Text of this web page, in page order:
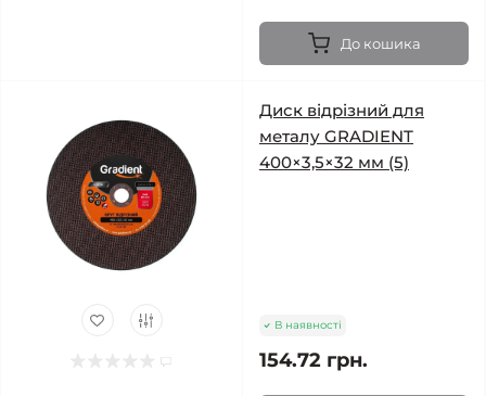
До кошика
Диск відрізний для
металу GRADIENT
400×3,5×32 мм (5)
В наявності
154.72 грн.